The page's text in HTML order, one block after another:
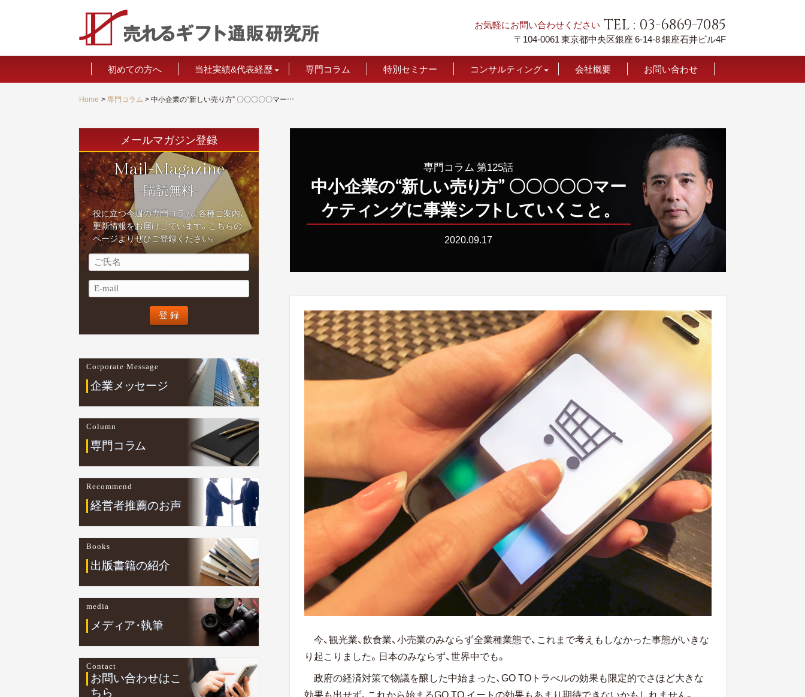
お気軽にお問い合わせください TEL : 03-6869-7085
〒104-0061東京都中央区銀座 6-14-8銀座石井ビル4F
初めての方へ
当社実績&代表経歴
経営者推薦のお声
専門コラム 特別セミナー
コンサルティング
価格について
会社概要 お問い合わせ
Home 専門コラム 中小企業の“新しい売り方” 〇〇〇〇〇マーケティングに事業シフトしていくこと。
専門コラム 第125話
中小企業の“新しい売り方” 〇〇〇〇〇マー
ケティングに事業シフト していく こと 。
2020.09.17
今、観光業、飲食業、小売業のみならず全業種業態で、これまで考えもしなかった事態がいきな
り起こりました。日本のみならず、世界中でも。
政府の経済対策で物議を醸した中始まった、GO TOトラべルの効果も限定的でさほど大きな
効果も出せず、これから始まるGO TO イートの効果もあまり期待できないかもしれません。
メールマガジン登録
Mail-Magazine
-購読無料-
役に立つ今週の専門コラム、各種ご案内、
更新情報をお届けしています。こちらの
ページよりぜひご登録ください。
Corporate Message
企業メ ッセージ
Column
専門コ ラム
Recommend
経営者推薦のお声
Books
出版書籍の紹介
media
メディア・執筆
Contact
お問い合わせはこ
ちら